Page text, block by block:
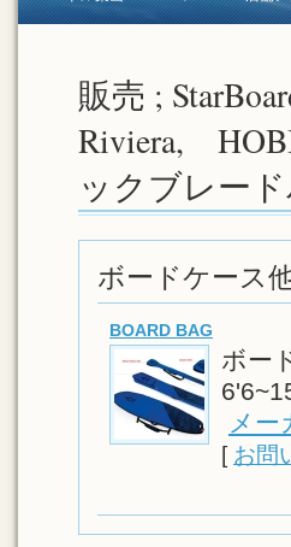
販売 ;
Riviera,
ックブレー
ボードケース
BOARD BAG
ボー
メ
[ お問